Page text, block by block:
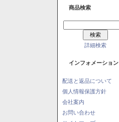
商品検索
詳細検索
インフォメーション
配送と返品について
個人情報保護方針
会社案内
お問い合わせ